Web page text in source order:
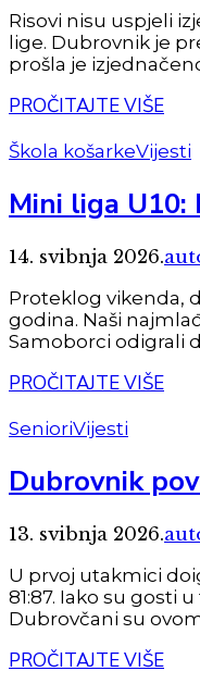
Risovi nisu uspjeli
lige. Dubrovnik je
prošla je
PROČITAJTE VIŠE
Škola košarkeVijesti
Mini liga U10:
14. svibnja 2026.
Proteklog vikenda,
godina. Naši
Samoborci odigrali
PROČITAJTE VIŠE
SenioriVijesti
Dubrovnik
13. svibnja 2026.
U prvoj utakmici
81:87. Iako su gosti
Dubrovčani su
PROČITAJTE VIŠE